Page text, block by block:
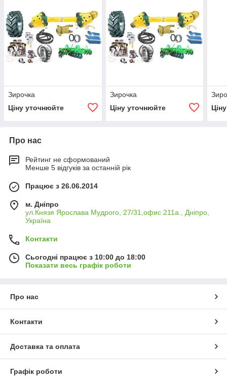
Зирочка
Ціну уточнюйте
Зирочка
Ціну уточнюйте
Про нас
Рейтинг не сформований
Менше 5 відгуків за останній рік
Працює з 26.06.2014
м. Дніпро
ул.Князя Ярослава Мудрого, 27/31,офис 211а., Дніпро,
Україна
Контакти
Сьогодні працює з 10:00 до 18:00
Показати весь графік роботи
Про нас
Контакти
Доставка та оплата
Графік роботи